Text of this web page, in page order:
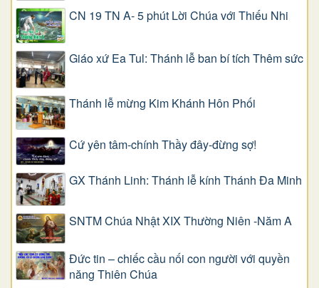
CN 19 TN A- 5 phút Lời Chúa với Thiếu Nhi
Giáo xứ Ea Tul: Thánh lễ ban bí tích Thêm sức
Thánh lễ mừng Kim Khánh Hôn Phối
Cứ yên tâm-chính Thầy đây-đừng sợ!
GX Thánh Linh: Thánh lễ kính Thánh Đa Minh
SNTM Chúa Nhật XIX Thường Niên -Năm A
Đức tin – chiếc cầu nối con người với quyền
năng Thiên Chúa